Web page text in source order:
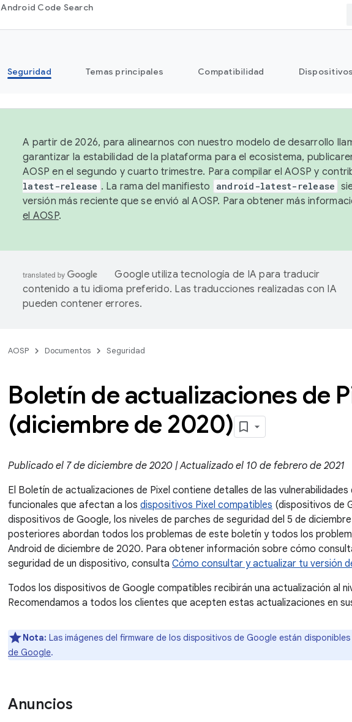
Android Code Search
Seguridad Temas principales Compatibilidad
A partir de 2026, para alinearnos con nuestro modelo de desarrollo
garantizar la estabilidad de la plataforma para el ecosistema,
AOSP en el segundo y cuarto trimestre. Para compilar el AOSP y
latest-release . La rama del manifiesto android-latest-release
versión más reciente que se envió al AOSP. Para obtener más
el AOSP.
Google utiliza tecnología de IA para traducir
contenido a tu idioma preferido. Las traducciones realizadas con IA
pueden contener errores.
AOSP Documentos Seguridad
Boletín de actualizaciones de
(diciembre de 2020)
Publicado el 7 de diciembre de 2020 | Actualizado el 10 de febrero de 2021
El Boletín de actualizaciones de Pixel contiene detalles de las
funcionales que afectan a los dispositivos Pixel compatibles (dispositivos de
dispositivos de Google, los niveles de parches de seguridad del 5 de
posteriores abordan todos los problemas de este boletín y todos los
Android de diciembre de 2020. Para obtener información sobre cómo
seguridad de un dispositivo, consulta Cómo consultar y actualizar tu versión
Todos los dispositivos de Google compatibles recibirán una actualización al
Recomendamos a todos los clientes que acepten estas actualizaciones en
Nota: Las imágenes del firmware de los dispositivos de Google están disponibles
de Google.
Anuncios